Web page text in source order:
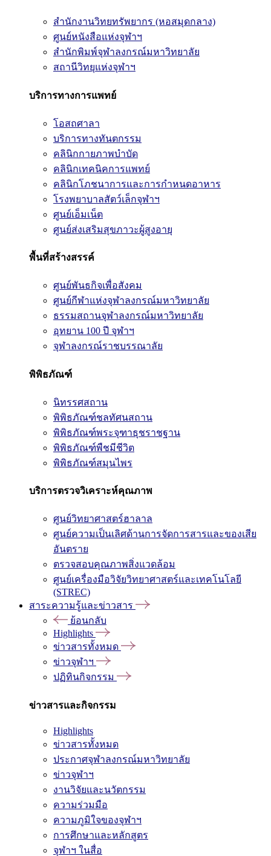
สำนักงานวิทยทรัพยากร (หอสมุดกลาง)
ศูนย์หนังสือแห่งจุฬาฯ
สำนักพิมพ์จุฬาลงกรณ์มหาวิทยาลัย
สถานีวิทยุแห่งจุฬาฯ
บริการทางการแพทย์
โอสถศาลา
บริการทางทันตกรรม
คลินิกกายภาพบำบัด
คลินิกเทคนิคการแพทย์
คลินิกโภชนาการและการกำหนดอาหาร
โรงพยาบาลสัตว์เล็กจุฬาฯ
ศูนย์เอ็มเน็ต
ศูนย์ส่งเสริมสุขภาวะผู้สูงอายุ
พื้นที่สร้างสรรค์
ศูนย์พันธกิจเพื่อสังคม
ศูนย์กีฬาแห่งจุฬาลงกรณ์มหาวิทยาลัย
ธรรมสถานจุฬาลงกรณ์มหาวิทยาลัย
อุทยาน 100 ปี จุฬาฯ
จุฬาลงกรณ์ราชบรรณาลัย
พิพิธภัณฑ์
นิทรรศสถาน
พิพิธภัณฑ์ชลทัศนสถาน
พิพิธภัณฑ์พระจุฑาธุชราชฐาน
พิพิธภัณฑ์พืชมีชีวิต
พิพิธภัณฑ์สมุนไพร
บริการตรวจวิเคราะห์คุณภาพ
ศูนย์วิทยาศาสตร์ฮาลาล
ศูนย์ความเป็นเลิศด้านการจัดการสารและของเสีย
อันตราย
ตรวจสอบคุณภาพสิ่งแวดล้อม
ศูนย์เครื่องมือวิจัยวิทยาศาสตร์และเทคโนโลยี
(STREC)
สาระความรู้และข่าวสาร
ย้อนกลับ
Highlights
ข่าวสารทั้งหมด
ข่าวจุฬาฯ
ปฏิทินกิจกรรม
ข่าวสารและกิจกรรม
Highlights
ข่าวสารทั้งหมด
ประกาศจุฬาลงกรณ์มหาวิทยาลัย
ข่าวจุฬาฯ
งานวิจัยและนวัตกรรม
ความร่วมมือ
ความภูมิใจของจุฬาฯ
การศึกษาและหลักสูตร
จุฬาฯ ในสื่อ